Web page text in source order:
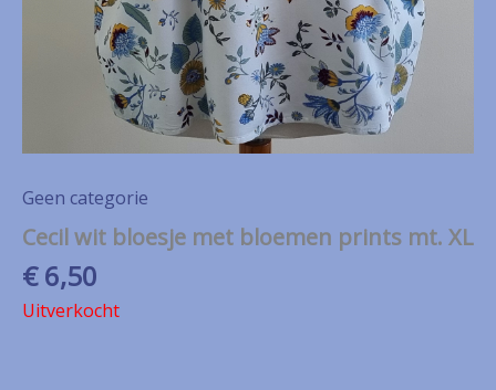
Geen categorie
Cecil wit bloesje met bloemen prints mt. XL
€6,50
Uitverkocht